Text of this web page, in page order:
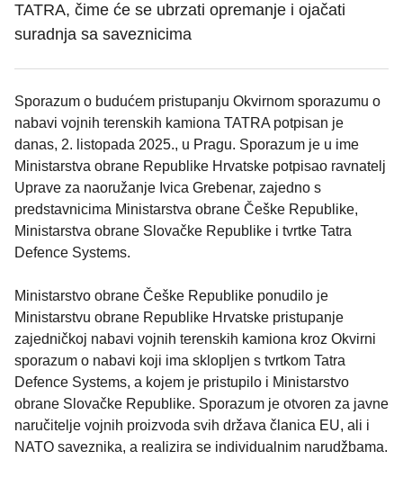
TATRA, čime će se ubrzati opremanje i ojačati
suradnja sa saveznicima
Sporazum o budućem pristupanju Okvirnom sporazumu o
nabavi vojnih terenskih kamiona TATRA potpisan je
danas, 2. listopada 2025., u Pragu. Sporazum je u ime
Ministarstva obrane Republike Hrvatske potpisao ravnatelj
Uprave za naoružanje Ivica Grebenar, zajedno s
predstavnicima Ministarstva obrane Češke Republike,
Ministarstva obrane Slovačke Republike i tvrtke Tatra
Defence Systems.
Ministarstvo obrane Češke Republike ponudilo je
Ministarstvu obrane Republike Hrvatske pristupanje
zajedničkoj nabavi vojnih terenskih kamiona kroz Okvirni
sporazum o nabavi koji ima sklopljen s tvrtkom Tatra
Defence Systems, a kojem je pristupilo i Ministarstvo
obrane Slovačke Republike. Sporazum je otvoren za javne
naručitelje vojnih proizvoda svih država članica EU, ali i
NATO saveznika, a realizira se individualnim narudžbama.